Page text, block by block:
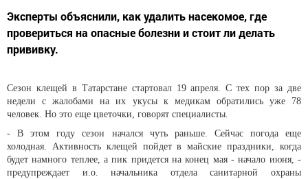
Эксперты объяснили, как удалить насекомое, где
провериться на опасные болезни и стоит ли делать
прививку.
Сезон клещей в Татарстане стартовал 19 апреля. С тех пор за две
недели с жалобами на их укусы к медикам обратились уже 78
человек. Но это еще цветочки, говорят специалисты.
- В этом году сезон начался чуть раньше. Сейчас погода еще
холодная. Активность клещей пойдет в майские праздники, когда
будет намного теплее, а пик придется на конец мая - начало июня, -
предупреждает и.о. начальника отдела санитарной охраны